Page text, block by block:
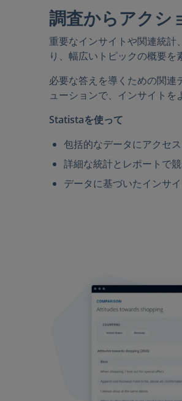
調査からアクシ
重要なインサイトや関連統計
り、幅広いトピックの概要を
必要な答えを導くための関連
ューションで、インサイトを
Statistaを使って
包括的なデータにアクセ
詳細な統計とレポートで
データに基づいたインサ